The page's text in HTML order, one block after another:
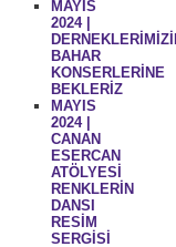
MAYIS
2024 |
BAHAR
KONSERLERİNE
BEKLERİZ
MAYIS
2024 |
CANAN
ESERCAN
ATÖLYESİ
RENKLERİN
DANSI
RESİM
SERGİSİ